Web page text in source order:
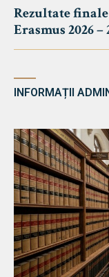
Rezultate
Erasmus 2026 –
INFORMAȚII